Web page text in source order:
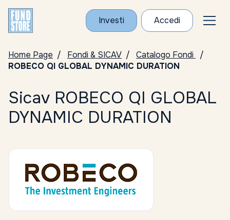
Investi Accedi
Home Page Fondi & SICAV
Catalogo Fondi
ROBECO QI GLOBAL DYNAMIC DURATION
Sicav ROBECO QI GLOBAL
DYNAMIC DURATION